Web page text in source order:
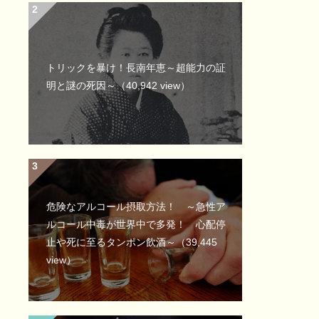
トリックを暴け！長南年恵～超能力の証
明と謎の死因～（40,942 view）
危険なアルコール摂取方法！ ～急性ア
ルコール中毒が世界中で多発！ 心配停
止や死に至るタンポン飲酒～（39,445
view）